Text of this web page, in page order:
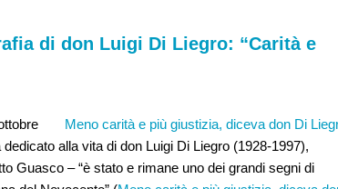
di don Luigi Di Liegro: “Carità e
Meno carità e più giustizia, diceva don Di
alla vita di don Luigi Di Liegro (1928-1997),
Guasco – “è stato e rimane uno dei grandi segni di